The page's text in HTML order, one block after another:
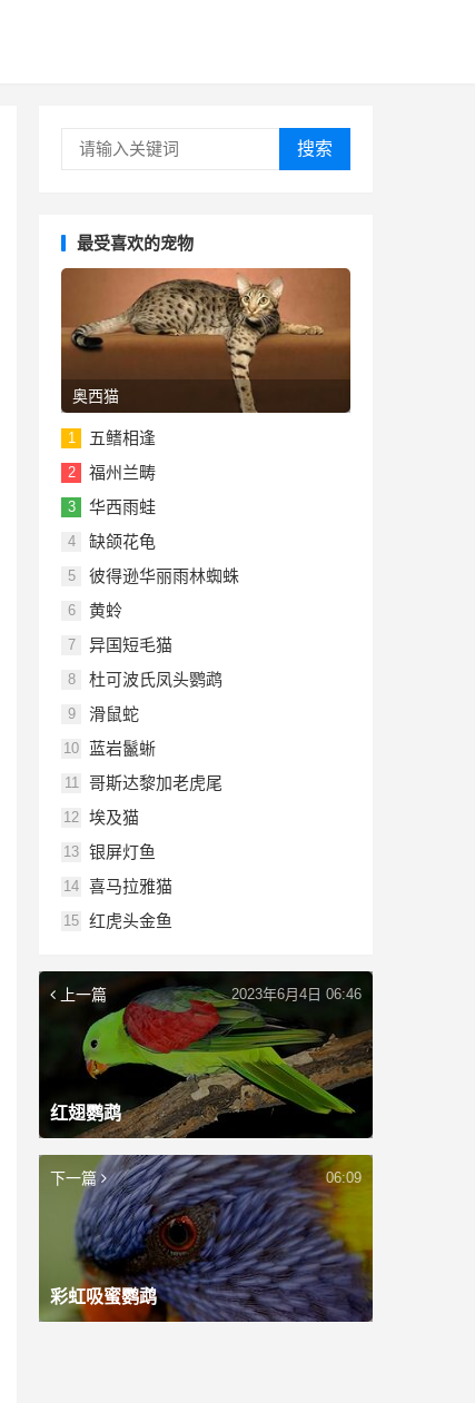
搜索
最受喜欢的宠物
奥西猫
1 五鳍相逢
2 福州兰畴
3 华西雨蛙
4 缺颌花龟
5 彼得逊华丽雨林蜘蛛
6 黄蛉
7 异国短毛猫
8 杜可波氏凤头鹦鹉
9 滑鼠蛇
10 蓝岩鬣蜥
11 哥斯达黎加老虎尾
12 埃及猫
13 银屏灯鱼
14 喜马拉雅猫
15 红虎头金鱼
上一篇
红翅鹦鹉
2023年6月4日 06:46
下一篇
彩虹吸蜜鹦鹉
06:09